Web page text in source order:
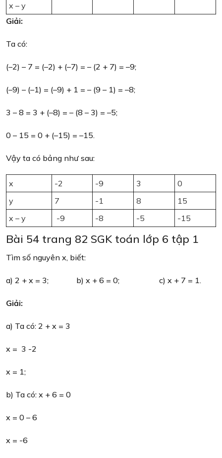
x – y
Giải:
Ta có:
(–2) – 7 = (–2) + (–7) = – (2 + 7) = –9;
(–9) – (–1) = (–9) + 1 = – (9 – 1) = –8;
3 – 8 = 3 + (–8) = – (8 – 3) = –5;
0 – 15 = 0 + (–15) = –15.
Vậy ta có bảng như sau:
x -2 -9 3
0
y
7 -1 8
15
x – y
-9 -8 -5 -15
Bài 54 trang 82 SGK toán lớp 6 tập 1
Tìm số nguyên x, biết:
a) 2 + x = 3; b) x + 6 = 0; c) x + 7 = 1.
Giải:
a) Ta có: 2 + x = 3
x = 3 -2
x = 1;
b) Ta có: x + 6 = 0
x = 0 – 6
x = -6